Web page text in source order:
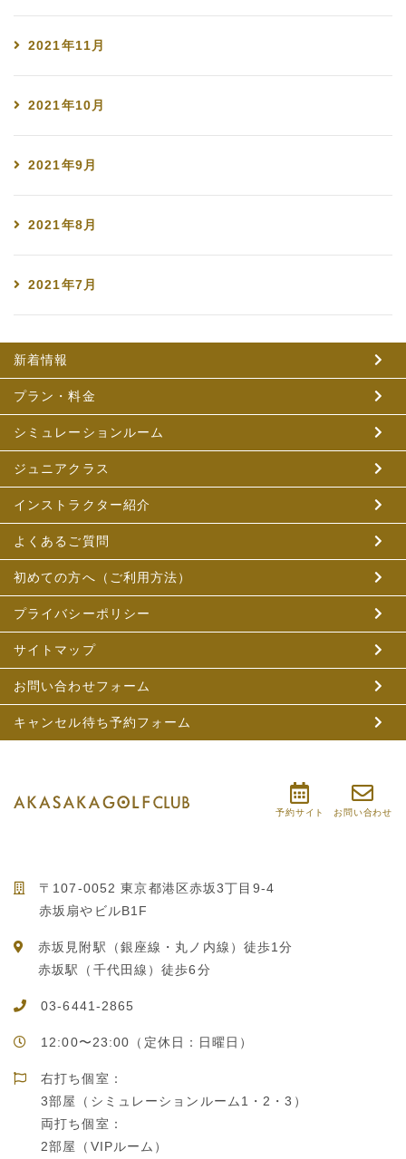
2021年11月
2021年10月
2021年9月
2021年8月
2021年7月
新着情報
プラン・料金
シミュレーションルーム
ジュニアクラス
インストラクター紹介
よくあるご質問
初めての方へ（ご利用方法）
プライバシーポリシー
サイトマップ
お問い合わせフォーム
キャンセル待ち予約フォーム
予約サイト お問い合わせ
〒107-0052 東京都港区赤坂3丁目9-4
赤坂扇やビルB1F
赤坂見附駅（銀座線・丸ノ内線）徒歩1分
赤坂駅（千代田線）徒歩6分
03-6441-2865
12:00〜23:00（定休日：日曜日）
右打ち個室：
3部屋（シミュレーションルーム1・2・3）
両打ち個室：
2部屋（VIPルーム）